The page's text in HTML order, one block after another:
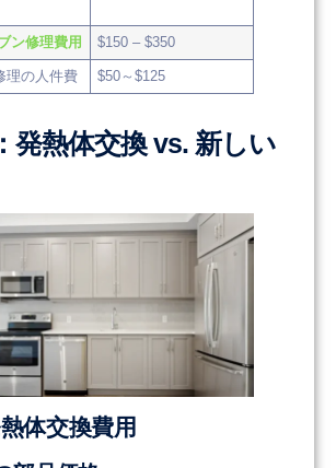
ン修理費用 $150 – $350
理の人件費 $50～$125
発熱体交換 vs. 新しい
体交換費用